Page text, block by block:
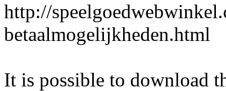
http://
betaalmogelijkheden.html
It is possible to download